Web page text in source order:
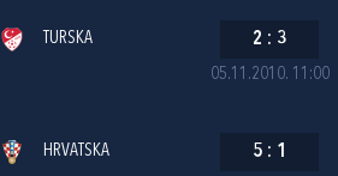
05.11.2010. 11:00
TURSKA 2 : 3
HRVATSKA 5 : 1